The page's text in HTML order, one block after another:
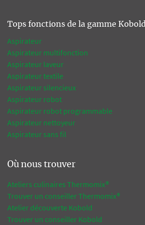
Tops fonctions de la gamme Kobold
Aspirateur
Aspirateur multifonction
Aspirateur laveur
Aspirateur textile
Aspirateur silencieux
Aspirateur robot
Aspirateur robot programmable
Aspirateur nettoyeur
Aspirateur sans fil
Où nous trouver
Ateliers culinaires Thermomix®
Trouver un conseiller Thermomix®
Atelier découverte Kobold
Trouver un conseiller Kobold